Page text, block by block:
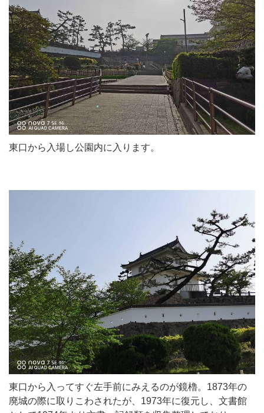
東口から入場し公園内に入ります。
東口から入ってすぐ左手前にみえるのが鏡櫓。1873年の
廃城の際に取りこわされたが、1973年に復元し、文書館